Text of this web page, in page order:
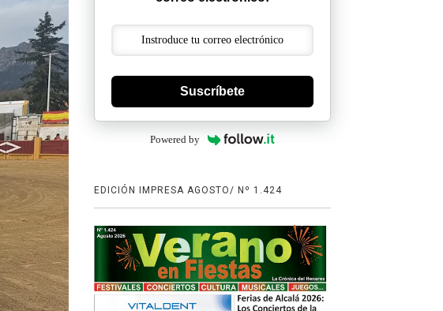
Suscríbete
Powered by
EDICIÓN IMPRESA AGOSTO/ Nº 1.424